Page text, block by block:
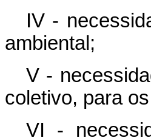
IV -
ambiental;
V -
coletivo, para
VI -